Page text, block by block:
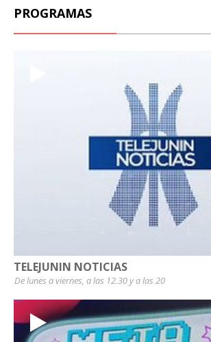
PROGRAMAS
TELEJUNIN NOTICIAS
De lunes a viernes, a las 12.30 y a las 20